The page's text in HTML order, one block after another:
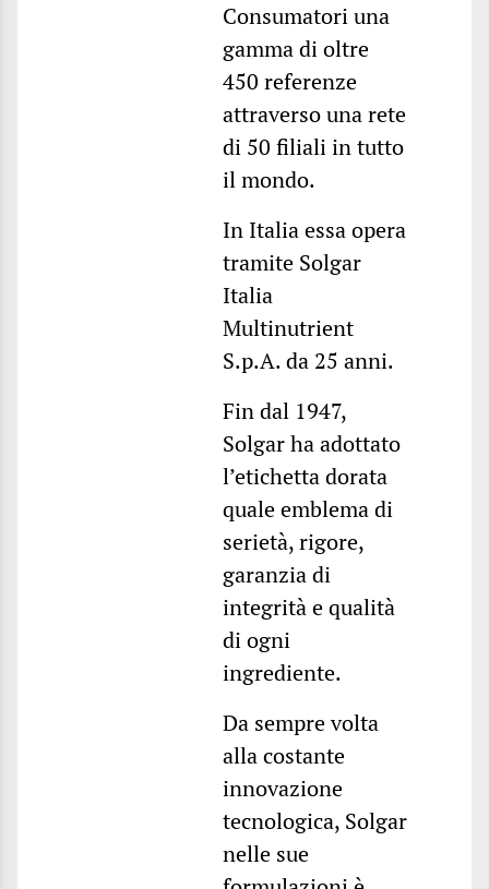
Consumatori una
gamma di oltre
450 referenze
attraverso una rete
di 50 filiali in tutto
il mondo.
In Italia essa opera
tramite Solgar
Italia
Multinutrient
S.p.A. da 25 anni.
Fin dal 1947,
Solgar ha adottato
l’etichetta dorata
quale emblema di
serietà, rigore,
garanzia di
integrità e qualità
di ogni
ingrediente.
Da sempre volta
alla costante
innovazione
tecnologica, Solgar
nelle sue